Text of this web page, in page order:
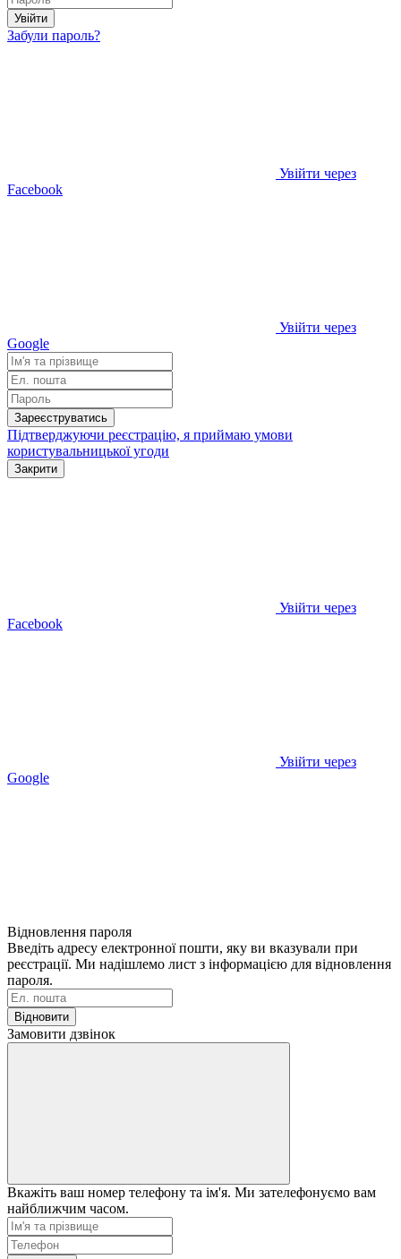
Увійти
Забули пароль?
Увійти через
Facebook
Увійти через
Google
Зареєструватись
Підтверджуючи реєстрацію, я приймаю умови
користувальницької угоди
Закрити
Увійти через
Facebook
Увійти через
Google
Відновлення пароля
Введіть адресу електронної пошти, яку ви вказували при
реєстрації. Ми надішлемо лист з інформацією для відновлення
пароля.
Відновити
Замовити дзвінок
Вкажіть ваш номер телефону та ім'я. Ми зателефонуємо вам
найближчим часом.